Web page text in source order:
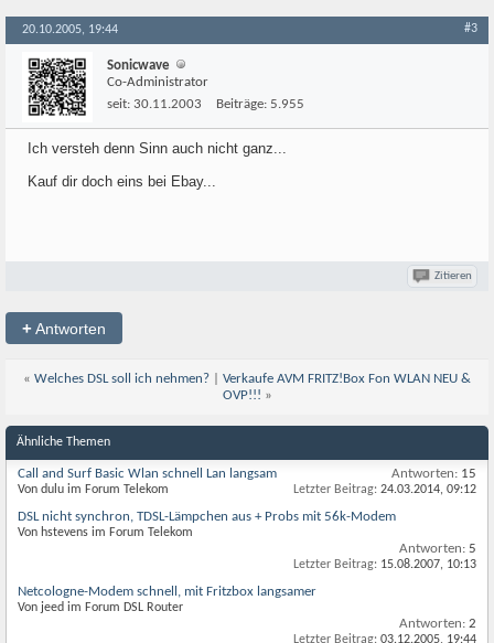
20.10.2005, 19:44 #3
Sonicwave
Co-Administrator
seit: 30.11.2003 Beiträge: 5.955
Ich versteh denn Sinn auch nicht ganz...
Kauf dir doch eins bei Ebay...
Zitieren
+Antworten
« Welches DSL soll ich nehmen?
Verkaufe AVM FRITZ!Box Fon WLAN NEU &
OVP!!! »
Ähnliche Themen
Call and Surf Basic Wlan schnell Lan langsam
Von dulu im Forum Telekom
Antworten: 15
Letzter Beitrag: 24.03.2014, 09:12
DSL nicht synchron, TDSL-Lämpchen aus + Probs mit 56k-Modem
Von hstevens im Forum Telekom
Antworten: 5
Letzter Beitrag: 15.08.2007, 10:13
Netcologne-Modem schnell, mit Fritzbox langsamer
Von jeed im Forum DSL Router
Antworten: 2
Letzter Beitrag: 03.12.2005, 19:44